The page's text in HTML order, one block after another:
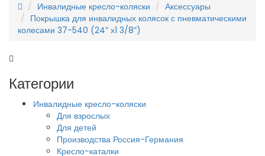
Инвалидные кресло-коляски
Аксессуары
Покрышка для инвалидных колясок с пневматическими
колесами 37-540 (24” х1 3/8”)
Категории
Инвалидные кресло-коляски
Для взрослых
Для детей
Производства Россия-Германия
Кресло-каталки